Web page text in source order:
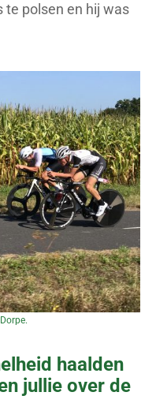
te polsen en hij was
haalden
jullie over de